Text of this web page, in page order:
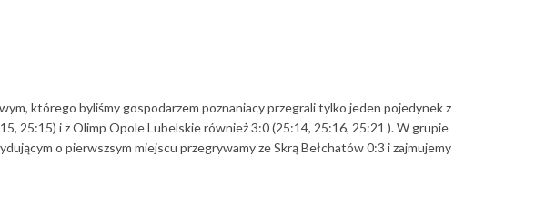
którego byliśmy gospodarzem poznaniacy przegrali tylko jeden pojedynek z
25:15) i z Olimp Opole Lubelskie również 3:0 (25:14, 25:16, 25:21 ). W grupie
o pierwszsym miejscu przegrywamy ze Skrą Bełchatów 0:3 i zajmujemy